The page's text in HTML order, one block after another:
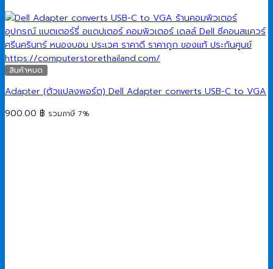
สินค้าหมด
Adapter (ตัวแปลงพอร์ต) Dell Adapter converts USB-C to VGA
900.00 ฿ รวมภาษี 7%